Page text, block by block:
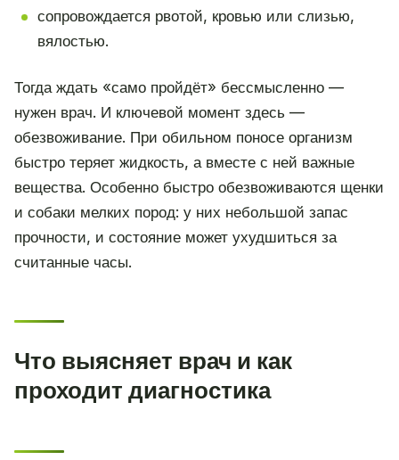
сопровождается рвотой, кровью или слизью,
вялостью.
Тогда ждать «само пройдёт» бессмысленно —
нужен врач. И ключевой момент здесь —
обезвоживание. При обильном поносе организм
быстро теряет жидкость, а вместе с ней важные
вещества. Особенно быстро обезвоживаются щенки
и собаки мелких пород: у них небольшой запас
прочности, и состояние может ухудшиться за
считанные часы.
Что выясняет врач и как
проходит диагностика